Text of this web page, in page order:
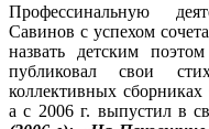
Профессинальную
Савинов с успехом
назвать детским
публиковал свои
коллективных
а с 2006 г. выпустил в